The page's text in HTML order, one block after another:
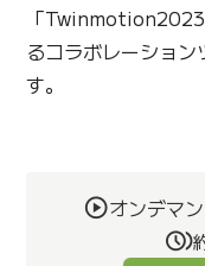
「
るコラボレーショ
す。
オンデマ